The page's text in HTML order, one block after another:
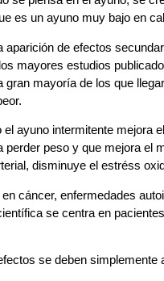
es un ayuno muy bajo en
aparición de efectos
mayores estudios
mayoría de los que
ayuno intermitente mejora
perder peso y que mejora el
disminuye el estréss
cáncer, enfermedades
se centra en
se deben